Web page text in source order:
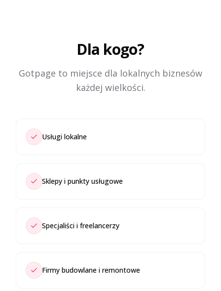
Dla kogo?
Gotpage to miejsce dla lokalnych biznesów
każdej wielkości.
Usługi lokalne
Sklepy i punkty usługowe
Specjaliści i freelancerzy
Firmy budowlane i remontowe